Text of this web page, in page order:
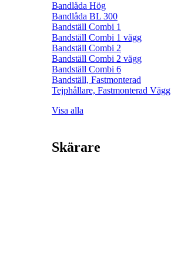
Bandlåda Hög
Bandlåda BL 300
Bandställ Combi 1
Bandställ Combi 1 vägg
Bandställ Combi 2
Bandställ Combi 2 vägg
Bandställ Combi 6
Bandställ, Fastmonterad
Tejphållare, Fastmonterad Vägg
Visa alla
Skärare